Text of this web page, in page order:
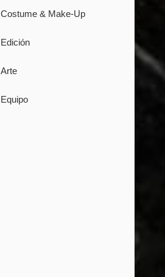
Costume & Make-Up
Edición
Arte
Equipo